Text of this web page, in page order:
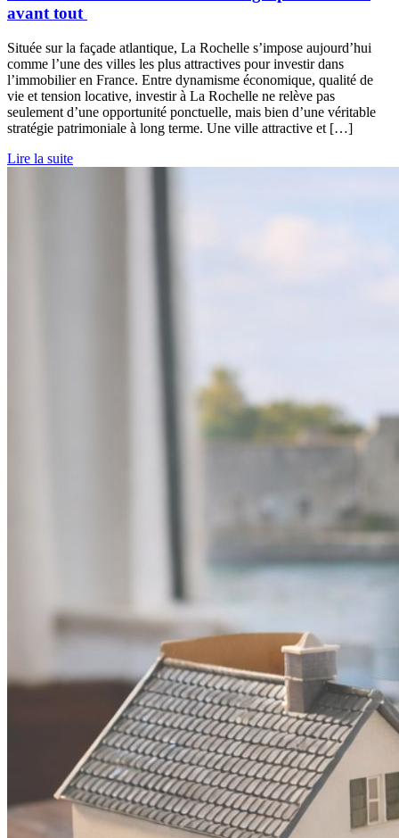
avant tout
Située sur la façade atlantique, La Rochelle s’impose aujourd’hui
comme l’une des villes les plus attractives pour investir dans
l’immobilier en France. Entre dynamisme économique, qualité de
vie et tension locative, investir à La Rochelle ne relève pas
seulement d’une opportunité ponctuelle, mais bien d’une véritable
stratégie patrimoniale à long terme. Une ville attractive et […]
Lire la suite